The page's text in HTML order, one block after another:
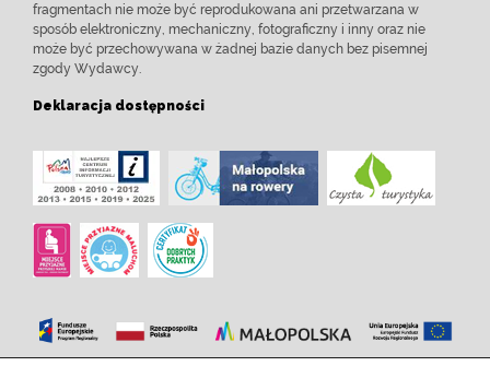
fragmentach nie może być reprodukowana ani przetwarzana w
sposób elektroniczny, mechaniczny, fotograficzny i inny oraz nie
może być przechowywana w żadnej bazie danych bez pisemnej
zgody Wydawcy.
Deklaracja dostępności